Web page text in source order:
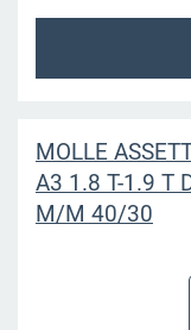
MOLLE
A3 1.8 T-1.9 T
M/M 40/30